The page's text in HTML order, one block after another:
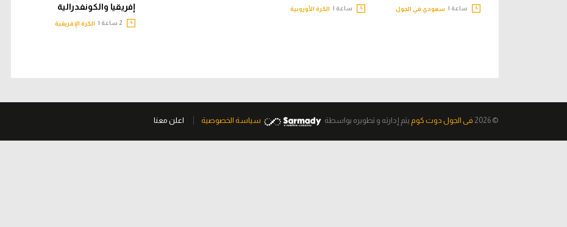
ساعة | سعودي في الجول ساعة | الكرة الأوروبية
إفريقيا والكونفدرالية
الكرة الإفريقية
© 2026 فى الجول دوت كوم يتم إدارته و تطويره بواسطة سياسة الخصوصية اعلن معنا